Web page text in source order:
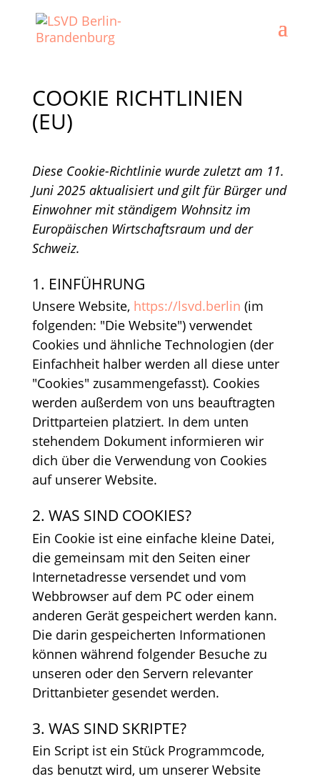
COOKIE RICHTLINIEN
(EU)
Diese Cookie-Richtlinie wurde zuletzt am 11.
Juni 2025 aktualisiert und gilt für Bürger und
Einwohner mit ständigem Wohnsitz im
Europäischen Wirtschaftsraum und der
Schweiz.
1. EINFÜHRUNG
Unsere Website, https://lsvd.berlin (im
folgenden: "Die Website") verwendet
Cookies und ähnliche Technologien (der
Einfachheit halber werden all diese unter
"Cookies" zusammengefasst). Cookies
werden außerdem von uns beauftragten
Drittparteien platziert. In dem unten
stehendem Dokument informieren wir
dich über die Verwendung von Cookies
auf unserer Website.
2. WAS SIND COOKIES?
Ein Cookie ist eine einfache kleine Datei,
die gemeinsam mit den Seiten einer
Internetadresse versendet und vom
Webbrowser auf dem PC oder einem
anderen Gerät gespeichert werden kann.
Die darin gespeicherten Informationen
können während folgender Besuche zu
unseren oder den Servern relevanter
Drittanbieter gesendet werden.
3. WAS SIND SKRIPTE?
Ein Script ist ein Stück Programmcode,
das benutzt wird, um unserer Website